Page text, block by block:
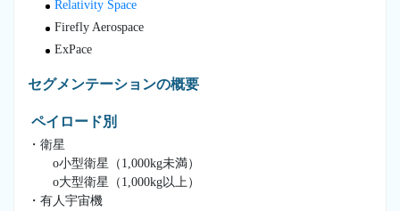
Relativity Space
Firefly Aerospace
ExPace
セグメンテーションの概要
ペイロード別
・衛星
o小型衛星（1,000kg未満）
o大型衛星（1,000kg以上）
・有人宇宙機